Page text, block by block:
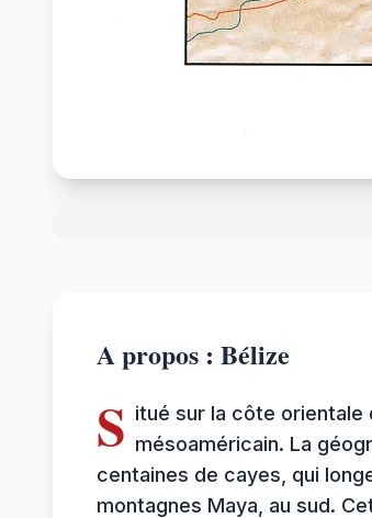
A propos : Bélize
S itué sur la côte orientale
mésoaméricain. La
centaines de cayes, qui
montagnes Maya, au sud.